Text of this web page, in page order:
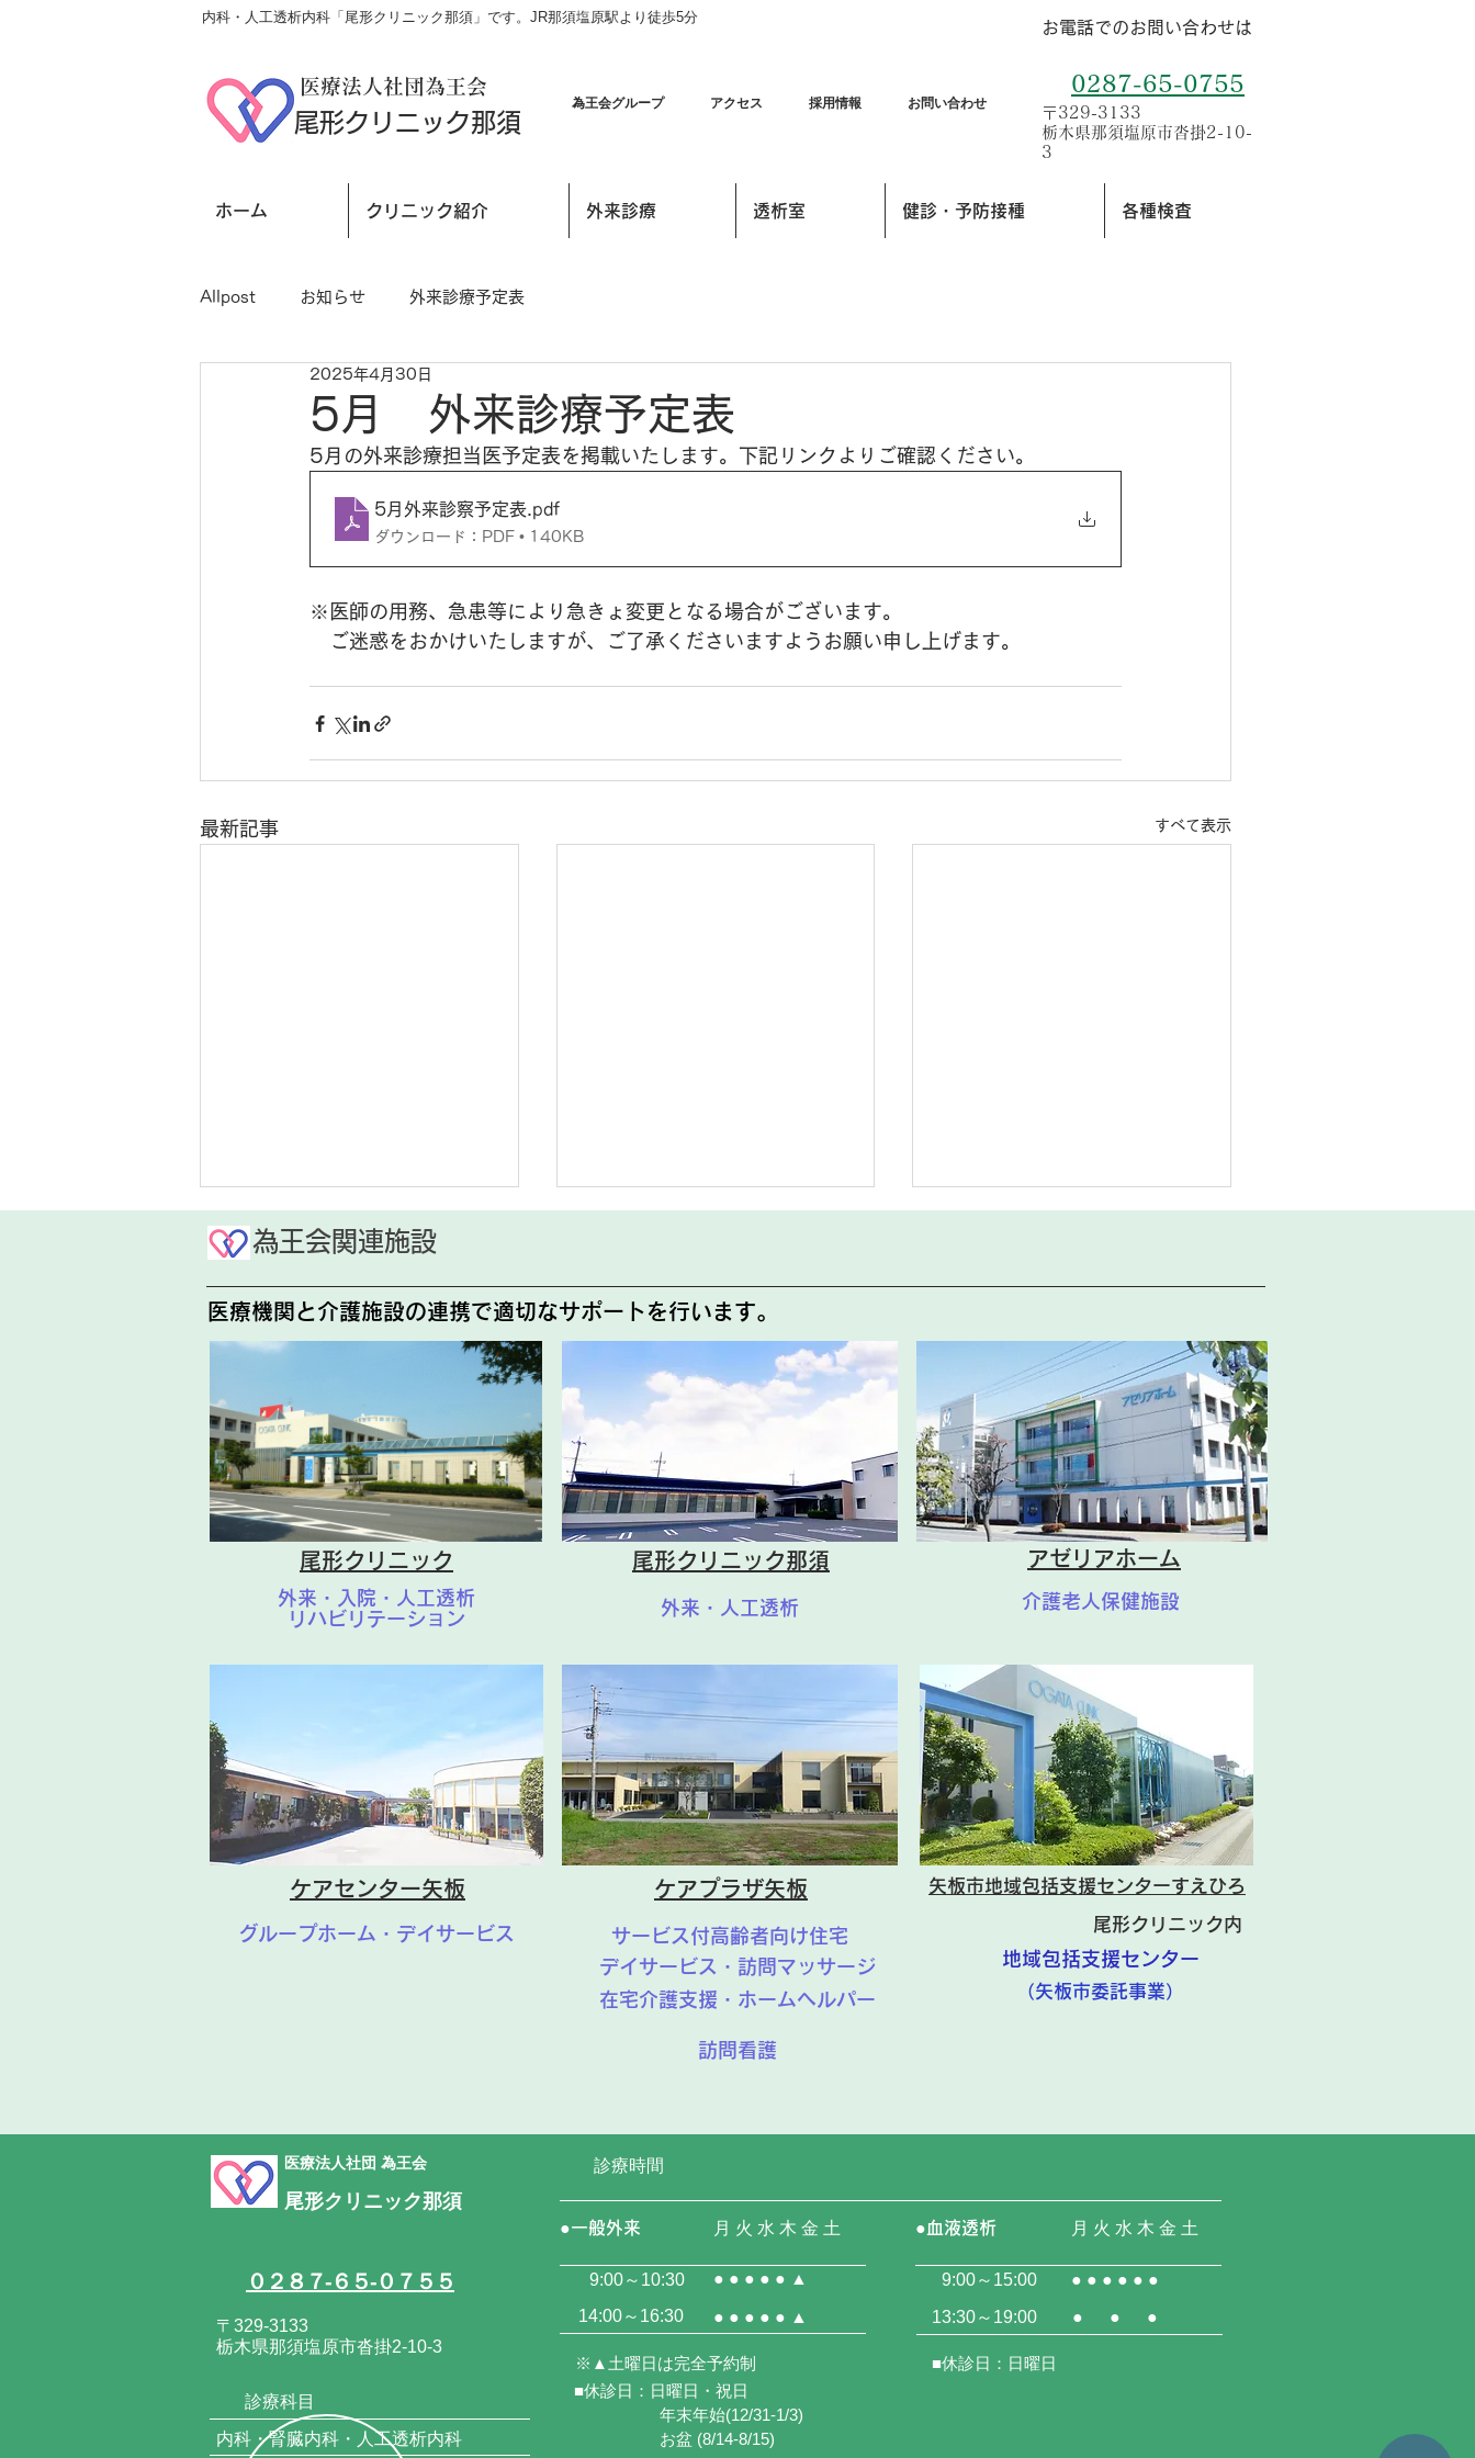
内科・人工透析内科「尾形クリニック那須」です。JR那須塩原駅より徒歩5分
医療法人社団為王会
尾形クリニック那須
為王会グループ アクセス 採用情報 お問い合わせ
お電話でのお問い合わせは
0287-65-0755
〒329-3133
栃木県那須塩原市沓掛2-10-
3
ホーム クリニック紹介 外来診療 透析室 健診・予防接種 各種検査
Allpost お知らせ 外来診療予定表
5月 外来診療予定表
2025年4月30日
5月の外来診療担当医予定表を掲載いたします。下記リンクよりご確認ください。
5月外来診察予定表 .pdf
ダウンロード：PDF • 140KB
※医師の用務、急患等により急きょ変更となる場合がございます。
ご迷惑をおかけいたしますが、ご了承くださいますようお願い申し上げます。
最新記事 すべて表示
お盆休みのお知らせ
今年度のお盆休みは下記の通りで
す。 8月14日(金)、8月15日
診療はお休みとなりますので、ご
不便おかけいたしますが、よろし
くお願いいたします。
尾形クリニック那須 外来よりお
知らせです。 8月12日(水)は院
担当医が変更となります。 8月
12日(水) 終日 太田 雄飛 医
師 急なお知らせとなりますが、
ご理解の程よろしくお願いいたし
ます。
8月の外来診療担当医予定表を掲
急患等により急遽変更となる場合
がございます。 ご迷惑をおか
けいたしますが、ご了承ください
ますようお願い申し上げます。
為王会関連施設
医療機関と介護施設の連携で適切なサポートを行います。
尾形クリニック
外来・入院・人工透析
リハビリテーション
尾形クリニック那須
外来・人工透析
アゼリアホーム
介護老人保健施設
ケアセンター矢板
グループホーム・デイサービス
ケアプラザ矢板
サービス付高齢者向け住宅
デイサービス・訪問マッサージ
在宅介護支援・ホームヘルパー
矢板市地域包括支援センターすえひろ
尾形クリニック内
地域包括支援センター
​（矢板市委託事業）
訪問看護
医療法人社団 為王会
尾形クリニック那須
０２８７-６５-０７５５
〒329-3133
栃木県那須塩原市沓掛2-10-3
診療科目
内科・腎臓内科・人工透析内科
診療時間
●一般外来 月 火 水 木 金 土
9:00～10:30
● ● ● ● ● ▲
14:00～16:30
● ● ● ● ● ▲
※▲土曜日は完全予約制
●血液透析 月 火 水 木 金 土
9:00～15:00
● ● ● ● ● ●
13:30～19:00
● ● ●
■休診日：日曜日
■休診日：日曜日・祝日
年末年始(12/31-1/3)
お盆 (8/14-8/15)